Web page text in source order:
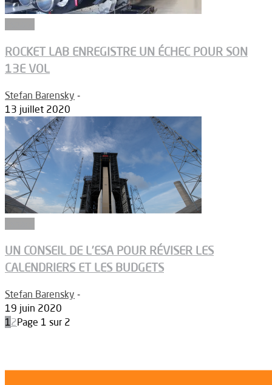
ROCKET LAB ENREGISTRE UN ÉCHEC POUR SON
13E VOL
Stefan Barensky -
13 juillet 2020
UN CONSEIL DE L’ESA POUR RÉVISER LES
CALENDRIERS ET LES BUDGETS
Stefan Barensky -
19 juin 2020
12Page 1 sur 2